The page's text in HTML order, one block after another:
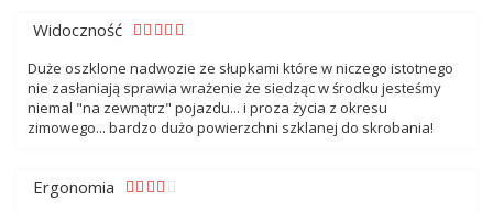
Widoczność
Duże oszklone nadwozie ze słupkami które w niczego istotnego
nie zasłaniają sprawia wrażenie że siedząc w środku jesteśmy
niemal "na zewnątrz" pojazdu... i proza życia z okresu
zimowego... bardzo dużo powierzchni szklanej do skrobania!
Ergonomia